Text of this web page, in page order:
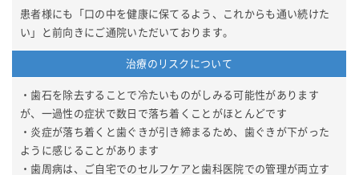
患者様にも「口の中を健康に保てるよう、これからも通い続けた
い」と前向きにご通院いただいております。
治療のリスクについて
・歯石を除去することで冷たいものがしみる可能性があります
が、一過性の症状で数日で落ち着くことがほとんどです
・炎症が落ち着くと歯ぐきが引き締まるため、歯ぐきが下がった
ように感じることがあります
・歯周病は、ご自宅でのセルフケアと歯科医院での管理が両立す